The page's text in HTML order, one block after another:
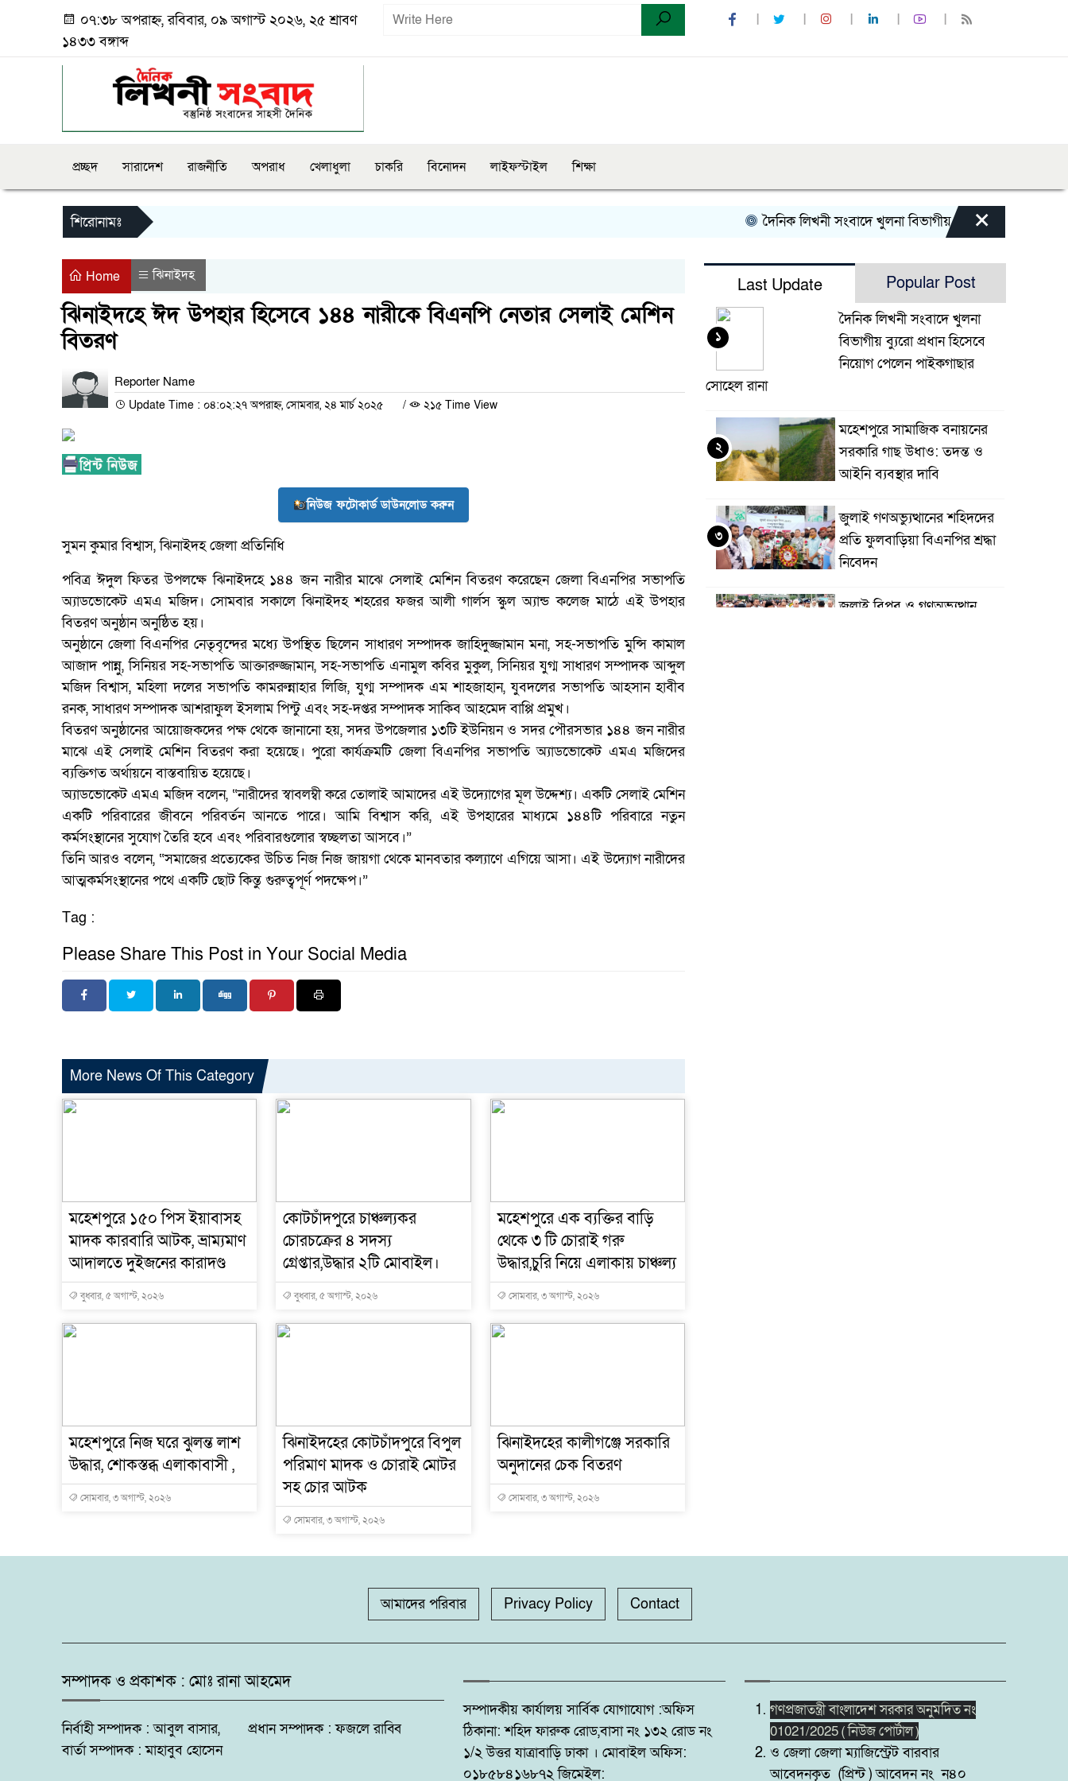
০৭:৩৮ অপরাহ্ন, রবিবার, ০৯ অগাস্ট ২০২৬, ২৫ শ্রাবণ
১৪৩৩ বঙ্গাব্দ
প্রচ্ছদ সারাদেশ রাজনীতি অপরাধ খেলাধুলা চাকরি বিনোদন লাইফস্টাইল শিক্ষা
শিরোনামঃ দৈনিক লিখনী সংবাদে খুলনা বিভাগীয় ব্যুরো প্রধান হিসেবে
×
Home ঝিনাইদহ
ঝিনাইদহে ঈদ উপহার হিসেবে ১৪৪ নারীকে বিএনপি নেতার সেলাই মেশিন
বিতরণ
Reporter Name
Update Time : ০৪:০২:২৭ অপরাহ্ন, সোমবার, ২৪ মার্চ ২০২৫ / ২১৫ Time View
নিউজ ফটোকার্ড ডাউনলোড করুন
সুমন কুমার বিশ্বাস, ঝিনাইদহ জেলা প্রতিনিধি
পবিত্র ঈদুল ফিতর উপলক্ষে ঝিনাইদহে ১৪৪ জন নারীর মাঝে সেলাই মেশিন বিতরণ করেছেন জেলা বিএনপির সভাপতি
অ্যাডভোকেট এমএ মজিদ। সোমবার সকালে ঝিনাইদহ শহরের ফজর আলী গার্লস স্কুল অ্যান্ড কলেজ মাঠে এই উপহার
বিতরণ অনুষ্ঠান অনুষ্ঠিত হয়।
অনুষ্ঠানে জেলা বিএনপির নেতৃবৃন্দের মধ্যে উপস্থিত ছিলেন সাধারণ সম্পাদক জাহিদুজ্জামান মনা, সহ-সভাপতি মুন্সি কামাল
আজাদ পান্নু, সিনিয়র সহ-সভাপতি আক্তারুজ্জামান, সহ-সভাপতি এনামুল কবির মুকুল, সিনিয়র যুগ্ম সাধারণ সম্পাদক আব্দুল
মজিদ বিশ্বাস, মহিলা দলের সভাপতি কামরুন্নাহার লিজি, যুগ্ম সম্পাদক এম শাহজাহান, যুবদলের সভাপতি আহসান হাবীব
রনক, সাধারণ সম্পাদক আশরাফুল ইসলাম পিন্টু এবং সহ-দপ্তর সম্পাদক সাকিব আহমেদ বাপ্পি প্রমুখ।
বিতরণ অনুষ্ঠানের আয়োজকদের পক্ষ থেকে জানানো হয়, সদর উপজেলার ১৩টি ইউনিয়ন ও সদর পৌরসভার ১৪৪ জন নারীর
মাঝে এই সেলাই মেশিন বিতরণ করা হয়েছে। পুরো কার্যক্রমটি জেলা বিএনপির সভাপতি অ্যাডভোকেট এমএ মজিদের
ব্যক্তিগত অর্থায়নে বাস্তবায়িত হয়েছে।
অ্যাডভোকেট এমএ মজিদ বলেন, “নারীদের স্বাবলম্বী করে তোলাই আমাদের এই উদ্যোগের মূল উদ্দেশ্য। একটি সেলাই মেশিন
একটি পরিবারের জীবনে পরিবর্তন আনতে পারে। আমি বিশ্বাস করি, এই উপহারের মাধ্যমে ১৪৪টি পরিবারে নতুন
কর্মসংস্থানের সুযোগ তৈরি হবে এবং পরিবারগুলোর স্বচ্ছলতা আসবে।”
তিনি আরও বলেন, “সমাজের প্রত্যেকের উচিত নিজ নিজ জায়গা থেকে মানবতার কল্যাণে এগিয়ে আসা। এই উদ্যোগ নারীদের
আত্মকর্মসংস্থানের পথে একটি ছোট কিন্তু গুরুত্বপূর্ণ পদক্ষেপ।”
Tag :
Please Share This Post in Your Social Media
More News Of This Category
মহেশপুরে ১৫০ পিস ইয়াবাসহ
মাদক কারবারি আটক, ভ্রাম্যমাণ
আদালতে দুইজনের কারাদণ্ড
বুধবার, ৫ অগাস্ট, ২০২৬
কোটচাঁদপুরে চাঞ্চল্যকর
চোরচক্রের ৪ সদস্য
গ্রেপ্তার,উদ্ধার ২টি মোবাইল।
বুধবার, ৫ অগাস্ট, ২০২৬
মহেশপুরে এক ব্যক্তির বাড়ি
থেকে ৩ টি চোরাই গরু
উদ্ধার,চুরি নিয়ে এলাকায় চাঞ্চল্য
সোমবার, ৩ অগাস্ট, ২০২৬
মহেশপুরে নিজ ঘরে ঝুলন্ত লাশ
উদ্ধার, শোকস্তব্ধ এলাকাবাসী ,
সোমবার, ৩ অগাস্ট, ২০২৬
ঝিনাইদহের কোটচাঁদপুরে বিপুল
পরিমাণ মাদক ও চোরাই মোটর
সহ চোর আটক
সোমবার, ৩ অগাস্ট, ২০২৬
ঝিনাইদহের কালীগঞ্জে সরকারি
অনুদানের চেক বিতরণ
সোমবার, ৩ অগাস্ট, ২০২৬
Last Update Popular Post
দৈনিক লিখনী সংবাদে খুলনা
বিভাগীয় ব্যুরো প্রধান হিসেবে
নিয়োগ পেলেন পাইকগাছার
সোহেল রানা
১
মহেশপুরে সামাজিক বনায়নের
সরকারি গাছ উধাও: তদন্ত ও
আইনি ব্যবস্থার দাবি
২
জুলাই গণঅভ্যুত্থানের শহিদদের
প্রতি ফুলবাড়িয়া বিএনপির শ্রদ্ধা
নিবেদন
৩
জুলাই বিপ্লব ও গণঅভ্যুত্থান
আমাদের পরিবার Privacy Policy Contact
সম্পাদক ও প্রকাশক : মোঃ রানা আহমেদ
নির্বাহী সম্পাদক : আবুল বাসার, প্রধান সম্পাদক : ফজলে রাব্বি
বার্তা সম্পাদক : মাহাবুব হোসেন
সম্পাদকীয় কার্যালয় সার্বিক যোগাযোগ :অফিস
ঠিকানা: শহিদ ফারুক রোড,বাসা নং ১৩২ রোড নং
১/২ উত্তর যাত্রাবাড়ি ঢাকা । মোবাইল অফিস:
০১৮৫৮৪১৬৮৭২ জিমেইল:
গণপ্রজাতন্ত্রী বাংলাদেশ সরকার অনুমদিত নং
01021/2025 ( নিউজ পোর্টাল )
ও জেলা জেলা ম্যাজিস্ট্রেট বারবার
আবেদনকৃত (প্রিন্ট ) আবেদন নং ন৪০